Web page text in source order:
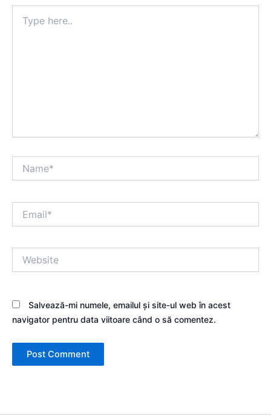
here..
Salvează-mi numele, emailul și site-ul web în acest
navigator pentru data viitoare când o să comentez.